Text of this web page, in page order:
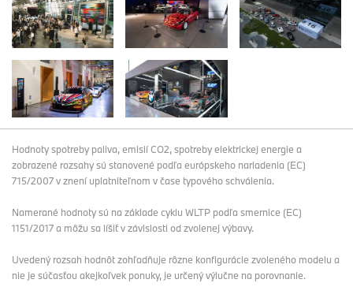
Hodnoty spotreby paliva, emisií CO2, spotreby elektrickej energie a
zobrazené rozsahy sú stanovené podľa európskeho nariadenia (EC)
715/2007 v znení uplatniteľnom v čase typového schválenia.
Namerané hodnoty sú na základe cyklu WLTP podľa smernice (EC)
1151/2017 a môžu sa líšiť v závislosti od zvolenej výbavy.
Uvedený rozsah hodnôt zohľadňuje rôzne konfigurácie zvoleného modelu a
nie je súčasťou akejkoľvek ponuky, je určený výlučne na porovnanie.